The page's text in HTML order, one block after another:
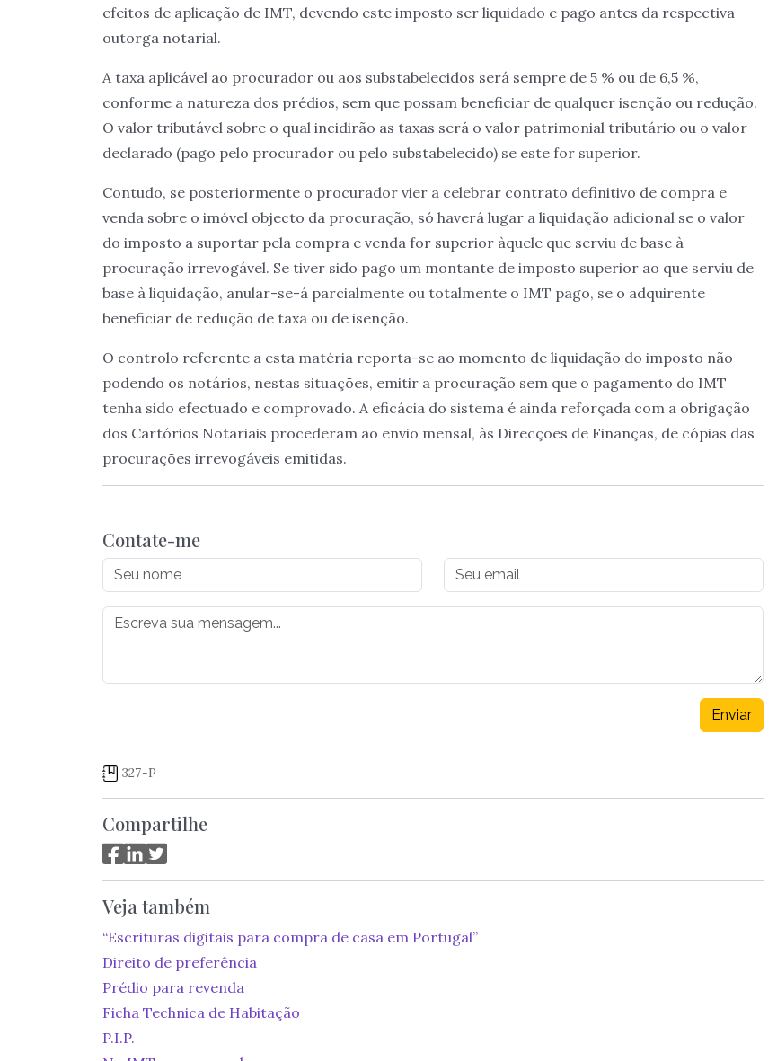
efeitos de aplicação de IMT, devendo este imposto ser liquidado e pago antes da respectiva
outorga notarial.
A taxa aplicável ao procurador ou aos substabelecidos será sempre de 5 % ou de 6,5 %,
conforme a natureza dos prédios, sem que possam beneficiar de qualquer isenção ou redução.
O valor tributável sobre o qual incidirão as taxas será o valor patrimonial tributário ou o valor
declarado (pago pelo procurador ou pelo substabelecido) se este for superior.
Contudo, se posteriormente o procurador vier a celebrar contrato definitivo de compra e
venda sobre o imóvel objecto da procuração, só haverá lugar a liquidação adicional se o valor
do imposto a suportar pela compra e venda for superior àquele que serviu de base à
procuração irrevogável. Se tiver sido pago um montante de imposto superior ao que serviu de
base à liquidação, anular-se-á parcialmente ou totalmente o IMT pago, se o adquirente
beneficiar de redução de taxa ou de isenção.
O controlo referente a esta matéria reporta-se ao momento de liquidação do imposto não
podendo os notários, nestas situações, emitir a procuração sem que o pagamento do IMT
tenha sido efectuado e comprovado. A eficácia do sistema é ainda reforçada com a obrigação
dos Cartórios Notariais procederam ao envio mensal, às Direcções de Finanças, de cópias das
procurações irrevogáveis emitidas.
Contate-me
Enviar
327-P
Compartilhe
Veja também
“Escrituras digitais para compra de casa em Portugal”
Direito de preferência
Prédio para revenda
Ficha Technica de Habitação
P.I.P.